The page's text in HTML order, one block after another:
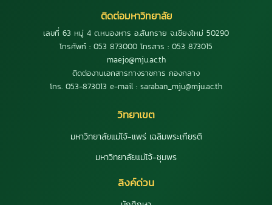
ติดต่อมหาวิทยาลัย
เลขที่ 63 หมู่ 4 ต.หนองหาร อ.สันทราย จ.เชียงใหม่ 50290
โทรศัพท์ : 053 873000 โทรสาร : 053 873015
maejo@mju.ac.th
ติดต่องานเอกสารทางราชการ กองกลาง
โทร. 053-873013 e-mail : saraban_mju@mju.ac.th
วิทยาเขต
มหาวิทยาลัยแม่โจ้-แพร่ เฉลิมพระเกียรติ
มหาวิทยาลัยแม่โจ้-ชุมพร
ลิงค์ด่วน